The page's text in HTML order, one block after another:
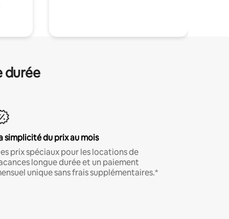
durée
simplicité du prix au mois
prix spéciaux pour les locations de
longue durée et un paiement
unique sans frais supplémentaires.*